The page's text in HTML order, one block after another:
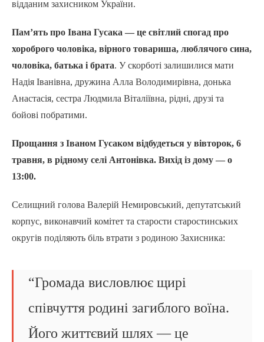
відданим захисником України.
Пам’ять про Івана Гусака — це світлий спогад про
хороброго чоловіка, вірного товариша, люблячого сина,
чоловіка, батька і брата. У скорботі залишилися мати
Надія Іванівна, дружина Алла Володимирівна, донька
Анастасія, сестра Людмила Віталіївна, рідні, друзі та
бойові побратими.
Прощання з Іваном Гусаком відбудеться у вівторок, 6
травня, в рідному селі Антонівка. Вихід із дому — о
13:00.
Селищний голова Валерій Немировський, депутатський
корпус, виконавчий комітет та старости старостинських
округів поділяють біль втрати з родиною Захисника:
“Громада висловлює щирі
співчуття родині загиблого воїна.
Його життєвий шлях — це